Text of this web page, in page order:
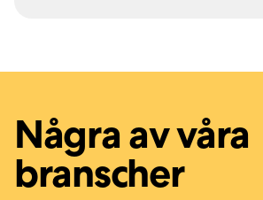
Några av våra
branscher